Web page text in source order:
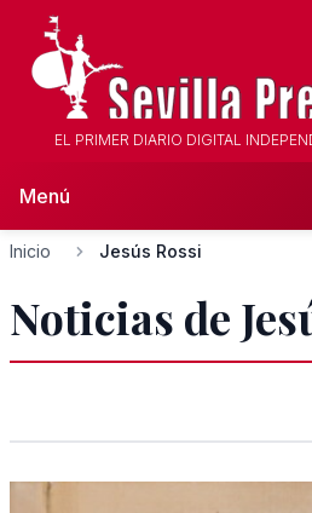
EL PRIMER DIARIO DIGITAL
Menú
Inicio Jesús Rossi
Noticias de